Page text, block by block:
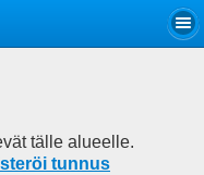
tälle alueelle.
tunnus